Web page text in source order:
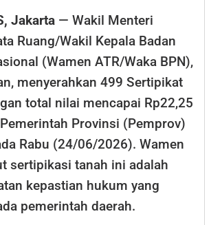
Pemprov
DKI
Jakarta
2026
Jakarta — Wakil Menteri
Ruang/Wakil Kepala Badan
(Wamen ATR/Waka BPN),
menyerahkan 499 Sertipikat
total nilai mencapai Rp22,25
Provinsi (Pemprov)
Rabu (24/06/2026). Wamen
sertipikasi tanah ini adalah
kepastian hukum yang
pemerintah daerah.